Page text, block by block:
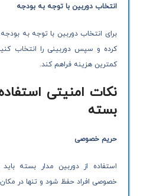
انتخاب دوربین با توجه به بودجه
برای انتخاب دوربین با توجه به
کرده و سپس دوربینی را انتخاب
کمترین هزینه فراهم کند.
نکات امنیتی
بسته
حریم خصوصی
استفاده از دوربین مدار بسته
خصوصی افراد حفظ شود و تنها در